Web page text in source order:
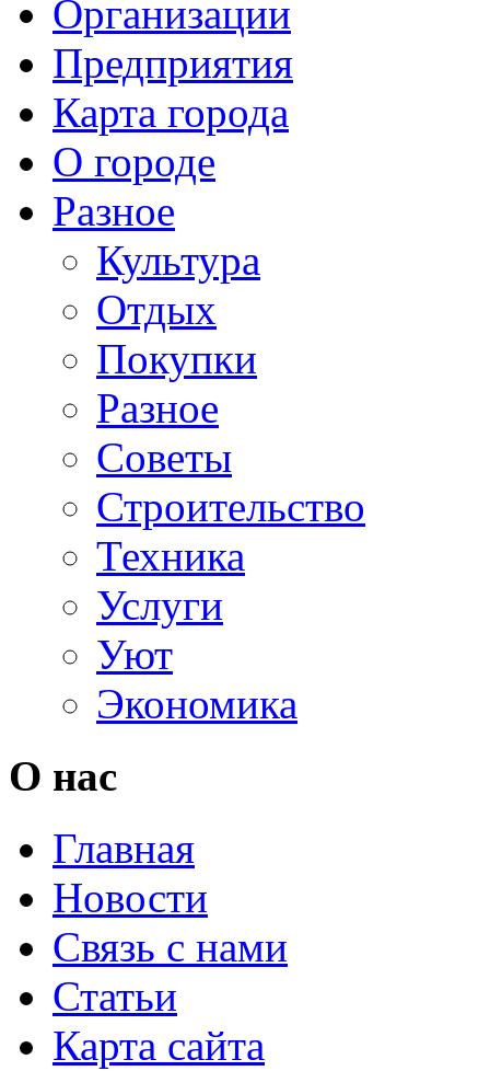
Организации
Предприятия
Карта города
О городе
Разное
Культура
Отдых
Покупки
Разное
Советы
Строительство
Техника
Услуги
Уют
Экономика
О нас
Главная
Новости
Связь с нами
Статьи
Карта сайта